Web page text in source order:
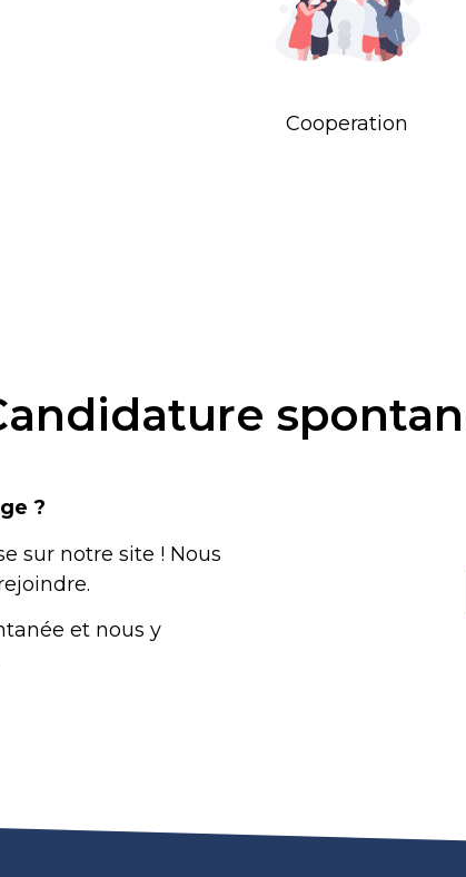
Cooperation
?
sur notre site ! Nous
et nous y